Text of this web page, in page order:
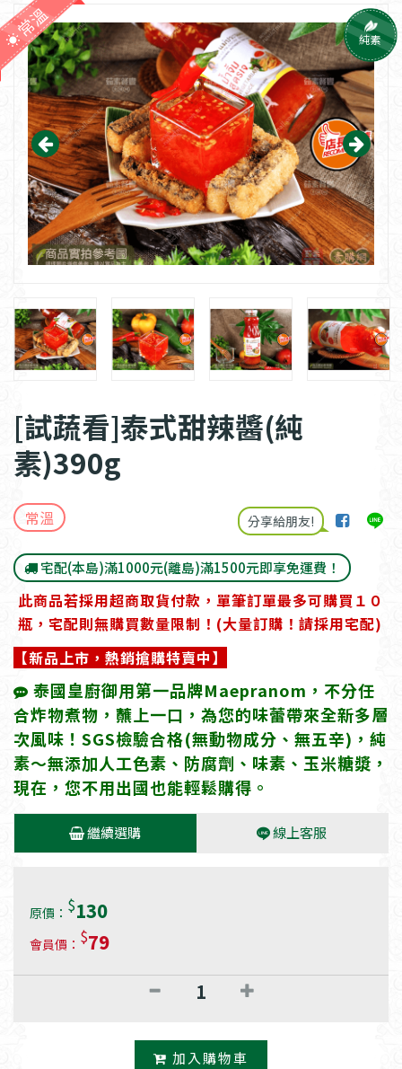
常溫 純素
[試蔬看]泰式甜辣醬(純
素)390g
常溫 分享給朋友!
宅配(本島)滿1000元(離島)滿1500元即享免運費！
此商品若採用超商取貨付款，單筆訂單最多可購買１０
瓶，宅配則無購買數量限制！(大量訂購！請採用宅配)
【新品上市，熱銷搶購特賣中】
泰國皇廚御用第一品牌Maepranom，不分任
合炸物煮物，蘸上一口，為您的味蕾帶來全新多層
次風味！SGS檢驗合格(無動物成分、無五辛)，純
素～無添加人工色素、防腐劑、味素、玉米糖漿，
現在，您不用出國也能輕鬆購得。
繼續選購 線上客服
原價： $130
會員價： $79
加入購物車